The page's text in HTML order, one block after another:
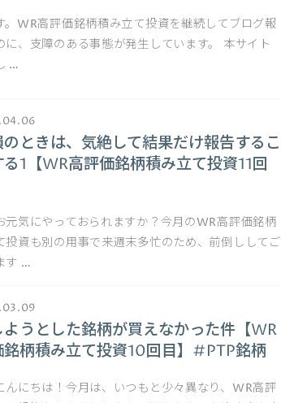
。WR高評価銘柄積み立て投資を継続してブログ報
に、支障のある事態が発生しています。 本サイト
…
ときは、気絶して結果だけ報告するこ
る1【WR高評価銘柄積み立て投資11回
元気にやっておられますか？今月のWR高評価銘柄
投資も別の用事で来週末多忙のため、前倒ししてご
す …
うとした銘柄が買えなかった件【WR
銘柄積み立て投資10回目】#PTP銘柄
んにちは！今月は、いつもと少々異なり、WR高評